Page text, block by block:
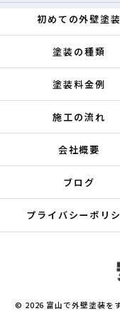
初めての外壁塗装
塗装の種類
塗装料金例
施工の流れ
会社概要
ブログ
プライバシーポリ
© 2026 富山で外壁塗装を